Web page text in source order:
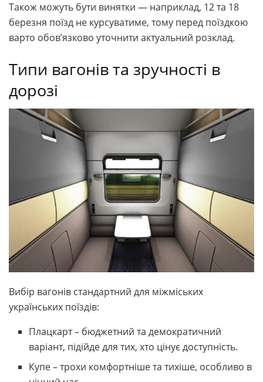
Також можуть бути винятки — наприклад, 12 та 18
березня поїзд не курсуватиме, тому перед поїздкою
варто обов’язково уточнити актуальний розклад.
Типи вагонів та зручності в
дорозі
Вибір вагонів стандартний для міжміських
українських поїздів:
Плацкарт – бюджетний та демократичний
варіант, підійде для тих, хто цінує доступність.
Купе – трохи комфортніше та тихіше, особливо в